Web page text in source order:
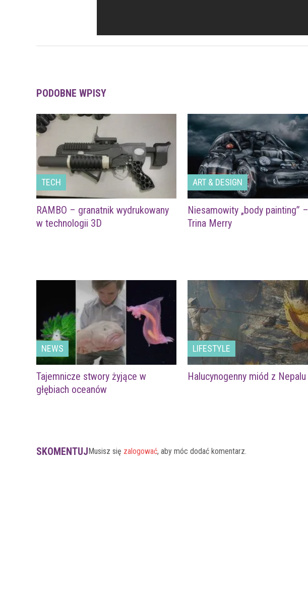
PODOBNE WPISY
TECH
RAMBO – granatnik wydrukowany
w technologii 3D
ART & DESIGN
Niesamowity „body painting” –
Trina Merry
NEWS
Tajemnicze stwory żyjące w
głębiach oceanów
LIFESTYLE
Halucynogenny miód z Nepalu
SKOMENTUJMusisz się zalogować, aby móc dodać komentarz.